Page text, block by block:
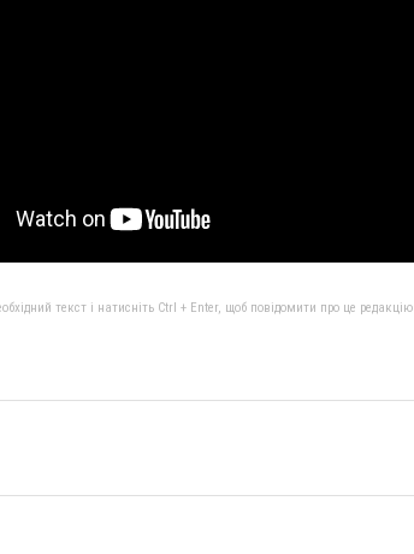
текст і натисніть Ctrl + Enter, щоб повідомити про це редакцію